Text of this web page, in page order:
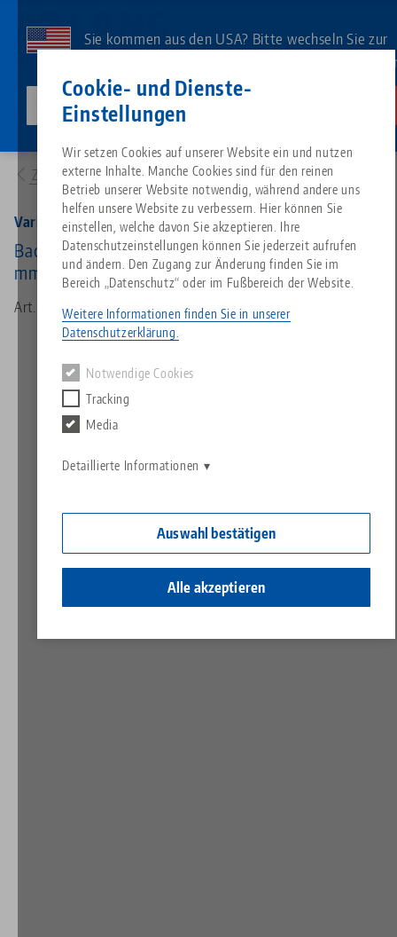
Cookie- und Dienste-
Einstellungen
Wir setzen Cookies auf unserer Website ein und nutzen
externe Inhalte. Manche Cookies sind für den reinen
Betrieb unserer Website notwendig, während andere uns
helfen unsere Website zu verbessern. Hier können Sie
einstellen, welche davon Sie akzeptieren. Ihre
Datenschutzeinstellungen können Sie jederzeit aufrufen
und ändern. Den Zugang zur Änderung finden Sie im
Bereich „Datenschutz“ oder im Fußbereich der Website.
Weitere Informationen finden Sie in unserer
Datenschutzerklärung.
Notwendige Cookies
Tracking
Media
Detaillierte Informationen
Auswahl bestätigen
Alle akzeptieren
Inhalt
Sie kommen aus den USA? Bitte wechseln Sie zur
US-Website, um landesspezifischen Inhalt zu
lang-technik-usa.com
Alles aus einer Hand
Nullpunktspanntechnik
Werkstückspanntechnik
Suche nach
Suche nach
Produktübersicht
Über LANG
Philosophie
Innovationen
Downloads
FAQ
Katalog anfordern
Blog
News
Messen
Passende Produkte
Es tut uns leid. Wir konnten keine Ergebnisse finden.
Zur Produktübersicht
Services
Search
Downloads
Breadcrumb
Zur Produktübersicht
Vario•Tec 125, Zentrierspanner
Backenbreite 125 mm, max. Spannbereich 250
mm
Art.-Nr. 42252-125